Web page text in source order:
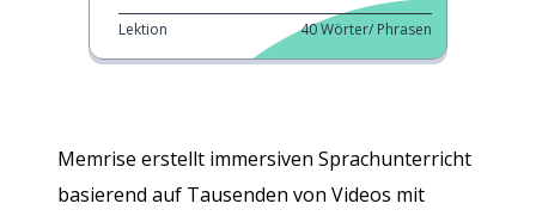
Memrise erstellt immersiven Sprachunterricht
basierend auf Tausenden von Videos mit
Lektion 40Wörter/ Phrasen